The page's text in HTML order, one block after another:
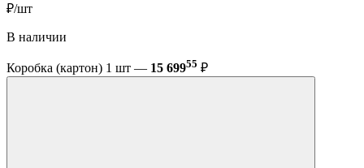
₽/шт
В наличии
Коробка (картон) 1 шт — 15 69955 ₽